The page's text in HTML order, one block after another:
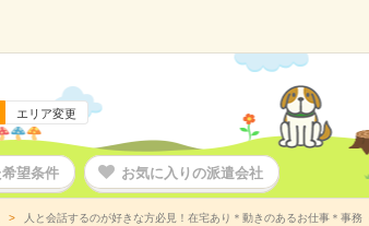
エリア変更
望条件 お気に入りの派遣会社
人と会話するのが好きな方必見！在宅あり＊動きのあるお仕事＊事